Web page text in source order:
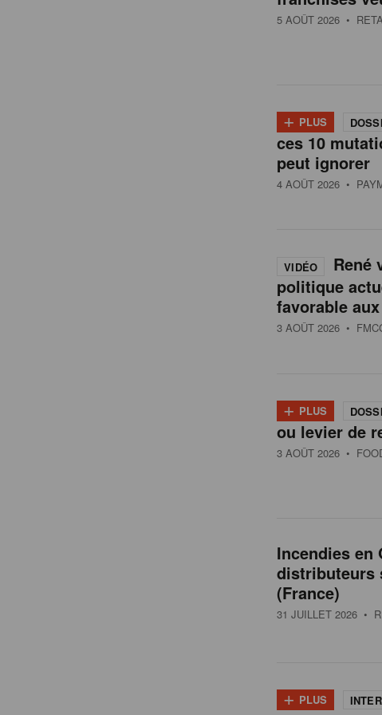
5 AOÛT 2026 •
+ PLUS
ces 10
peut ignorer
4 AOÛT 2026 •
VIDÉO
René
politique
favorable
3 AOÛT 2026 •
+ PLUS
ou levier de
3 AOÛT 2026 •
Incendies en
distributeurs
(France)
31 JUILLET 2026 •
+ PLUS